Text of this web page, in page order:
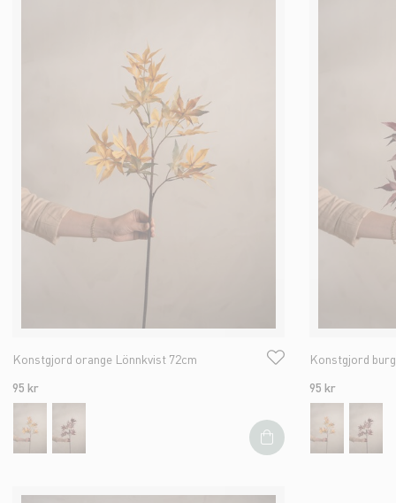
Konstgjord orange Lönnkvist 72cm
95 kr
Konstgjord
95 kr